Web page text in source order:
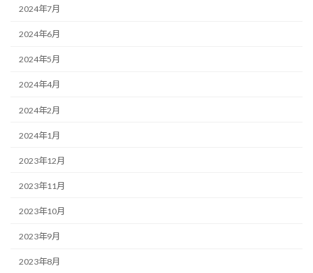
2024年7月
2024年6月
2024年5月
2024年4月
2024年2月
2024年1月
2023年12月
2023年11月
2023年10月
2023年9月
2023年8月